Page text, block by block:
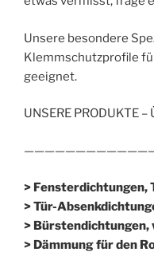
Unsere besondere
Klemmschutzprofile
geeignet.
UNSERE PRODUKTE –
> Fensterdichtungen,
> Tür-
> Bürstendichtungen,
> Dämmung für den